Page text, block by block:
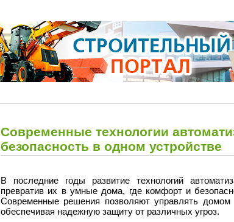
Современные технологии
безопасность в одном устройстве
В последние годы развитие технологий
превратив их в умные дома, где комфорт и
Современные решения позволяют управлять
обеспечивая надежную защиту от различных угроз.